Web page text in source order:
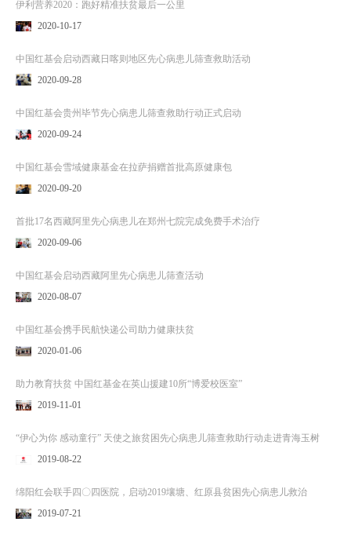
伊利营养2020：跑好精准扶贫最后一公里
2020-10-17
中国红基会启动西藏日喀则地区先心病患儿筛查救助活动
2020-09-28
中国红基会贵州毕节先心病患儿筛查救助行动正式启动
2020-09-24
中国红基会雪域健康基金在拉萨捐赠首批高原健康包
2020-09-20
首批17名西藏阿里先心病患儿在郑州七院完成免费手术治疗
2020-09-06
中国红基会启动西藏阿里先心病患儿筛查活动
2020-08-07
中国红基会携手民航快递公司助力健康扶贫
2020-01-06
助力教育扶贫 中国红基金在英山援建10所“博爱校医室”
2019-11-01
“伊心为你 感动童行” 天使之旅贫困先心病患儿筛查救助行动走进青海玉树
2019-08-22
绵阳红会联手四〇四医院，启动2019壤塘、红原县贫困先心病患儿救治
2019-07-21